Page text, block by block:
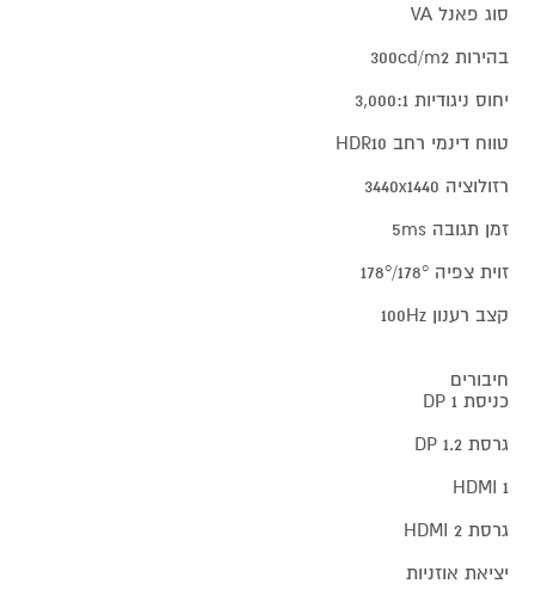
סוג פאנל VA
בהירות 300cd/m2
יחוס ניגודיות 3,000:1
טווח דינמי רחב HDR10
רזולוציה 3440x1440
זמן תגובה 5ms
זוית צפיה 178°/178°
קצב רענון 100Hz
חיבורים
כניסת DP 1
גרסת DP 1.2
HDMI 1
גרסת HDMI 2
יציאת אוזניות